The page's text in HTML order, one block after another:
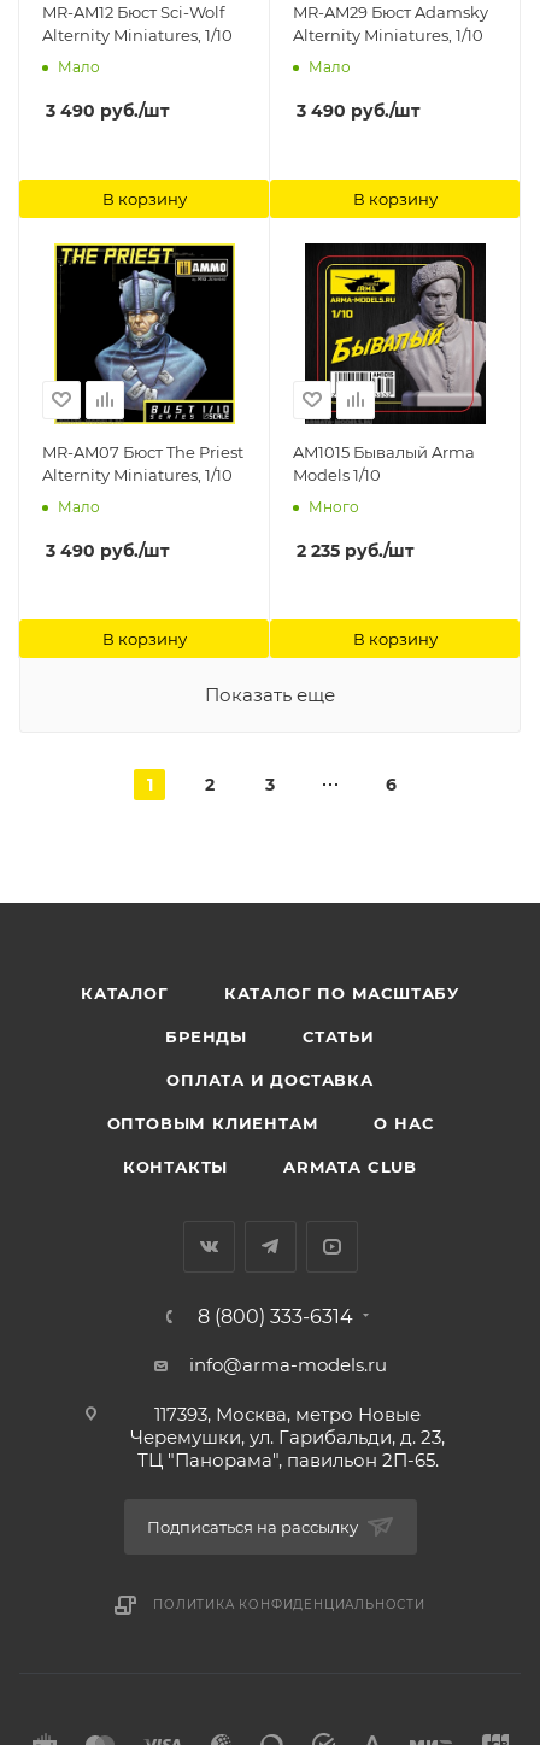
MR-AM12 Бюст Sci-Wolf
Alternity Miniatures, 1/10
Мало
3 490 руб./шт
В корзину
MR-AM29 Бюст Adamsky
Alternity Miniatures, 1/10
Мало
3 490 руб./шт
В корзину
MR-AM07 Бюст The Priest
Alternity Miniatures, 1/10
Мало
3 490 руб./шт
В корзину
AM1015 Бывалый Arma
Models 1/10
Много
2 235 руб./шт
В корзину
Показать еще
1 2 3 6
КАТАЛОГ КАТАЛОГ ПО МАСШТАБУ
БРЕНДЫ СТАТЬИ
ОПЛАТА И ДОСТАВКА
ОПТОВЫМ КЛИЕНТАМ О НАС
КОНТАКТЫ ARMATA CLUB
8 (800) 333-6314
info@arma-models.ru
117393, Москва, метро Новые
Черемушки, ул. Гарибальди, д. 23,
ТЦ "Панорама", павильон 2П-65.
Подписаться на рассылку
ПОЛИТИКА КОНФИДЕНЦИАЛЬНОСТИ